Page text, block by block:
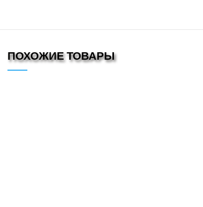
ПОХОЖИЕ ТОВАРЫ